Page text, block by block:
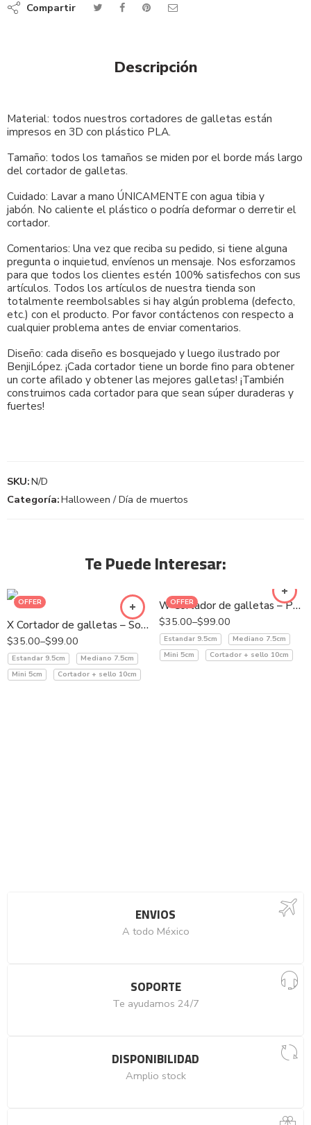
Compartir
Descripción
Material: todos nuestros cortadores de galletas están
impresos en 3D con plástico PLA.
Tamaño: todos los tamaños se miden por el borde más largo
del cortador de galletas.
Cuidado: Lavar a mano ÚNICAMENTE con agua tibia y
jabón. No caliente el plástico o podría deformar o derretir el
cortador.
Comentarios: Una vez que reciba su pedido, si tiene alguna
pregunta o inquietud, envíenos un mensaje. Nos esforzamos
para que todos los clientes estén 100% satisfechos con sus
artículos. Todos los artículos de nuestra tienda son
totalmente reembolsables si hay algún problema (defecto,
etc.) con el producto. Por favor contáctenos con respecto a
cualquier problema antes de enviar comentarios.
Diseño: cada diseño es bosquejado y luego ilustrado por
BenjiLópez. ¡Cada cortador tiene un borde fino para obtener
un corte afilado y obtener las mejores galletas! ¡También
construimos cada cortador para que sean súper duraderas y
fuertes!
SKU:N/D
Categoría:Halloween / Día de muertos
Te Puede Interesar:
OFFER
X Cortador de galletas – Sombrero bruja
$35.00–$99.00
Estandar 9.5cm
Mediano 7.5cm
Mini 5cm
Cortador + sello 10cm
OFFER
W Cortador de galletas – Pócima
$35.00–$99.00
Estandar 9.5cm
Mediano 7.5cm
Mini 5cm
Cortador + sello 10cm
ENVIOS
A todo México
SOPORTE
Te ayudamos 24/7
DISPONIBILIDAD
Amplio stock